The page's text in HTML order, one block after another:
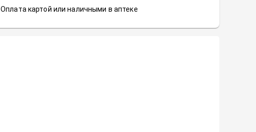
Оплата картой или наличными в аптеке